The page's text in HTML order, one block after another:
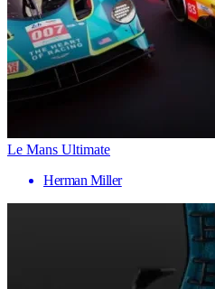
Le Mans Ultimate
Herman Miller